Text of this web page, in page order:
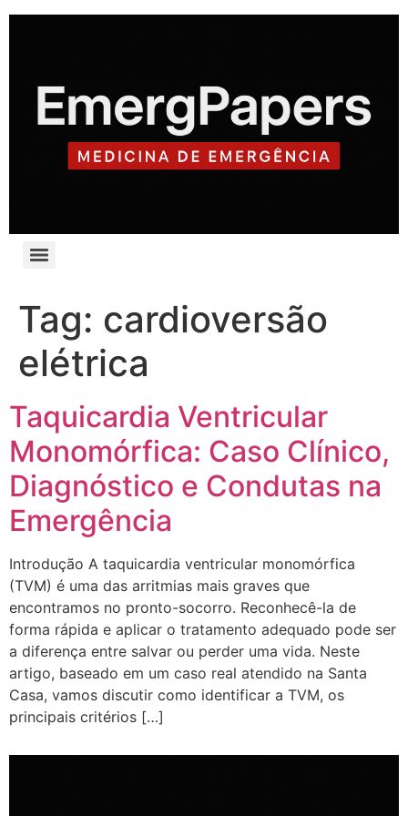
Tag: cardioversão
elétrica
Taquicardia Ventricular
Monomórfica: Caso Clínico,
Diagnóstico e Condutas na
Emergência
Introdução A taquicardia ventricular monomórfica
(TVM) é uma das arritmias mais graves que
encontramos no pronto-socorro. Reconhecê-la de
forma rápida e aplicar o tratamento adequado pode ser
a diferença entre salvar ou perder uma vida. Neste
artigo, baseado em um caso real atendido na Santa
Casa, vamos discutir como identificar a TVM, os
principais critérios […]